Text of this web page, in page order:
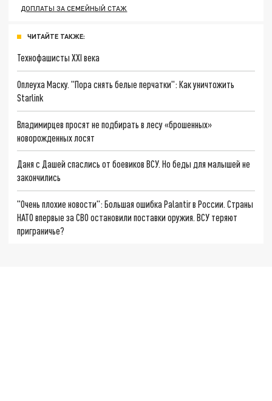
ДОПЛАТЫ ЗА СЕМЕЙНЫЙ СТАЖ
ЧИТАЙТЕ ТАКЖЕ:
Технофашисты XXI века
Оплеуха Маску. "Пора снять белые перчатки": Как уничтожить
Starlink
Владимирцев просят не подбирать в лесу «брошенных»
новорожденных лосят
Даня с Дашей спаслись от боевиков ВСУ. Но беды для малышей не
закончились
"Очень плохие новости": Большая ошибка Palantir в России. Страны
НАТО впервые за СВО остановили поставки оружия. ВСУ теряют
приграничье?